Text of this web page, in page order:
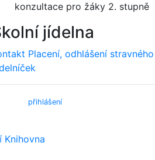
konzultace pro žáky 2. stupně
jídelna
Placení, odhlášení stravného
přihlášení)
Knihovna